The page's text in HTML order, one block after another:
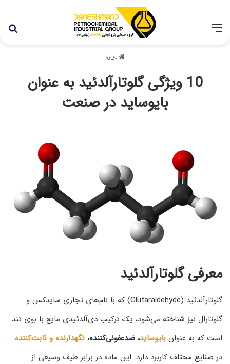
خانه
10 ویژگی گلوتارآلدئید به عنوان
بایوساید در صنعت
معرفی گلوتارآلدئید
گلوتارآلدئید (Glutaraldehyde) که با نام‌های تجاری سایدکس و
گلوتارال نیز شناخته می‌شود، یک ترکیب دی‌آلدئیدی مایع با بوی تند
است که به عنوان بایوساید، ضدعفونی‌کننده، نگهدارنده و ثابت‌کننده
در صنایع مختلف کاربرد دارد. این ماده در برابر طیف وسیعی از
با توجه به شرایط اخیر در کشور، مجموعه پتروشیمی دانشمند
همچنان با تمام توان در حال فعالیت می باشد.